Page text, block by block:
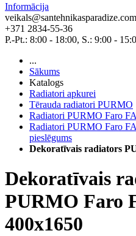
Informācija
veikals@santehnikasparadize.com
+371 2834-55-36
P.-Pt.: 8:00 - 18:00, S.: 9:00 -
...
Sākums
Katalogs
Radiatori apkurei
Tērauda radiatori PURMO
Radiatori PURMO Faro
Radiatori PURMO Faro
pieslēgums
Dekoratīvais radiators
Dekoratīvais
PURMO Faro
400x1650